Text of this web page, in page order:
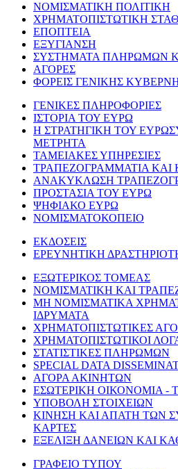
ΝΟΜΙΣΜΑΤΙΚΗ ΠΟΛΙΤΙΚΗ
ΧΡΗΜΑΤΟΠΙΣΤΩΤΙΚΗ
ΕΠΟΠΤΕΙΑ
ΕΞΥΓΙΑΝΣΗ
ΣΥΣΤΗΜΑΤΑ ΠΛΗΡΩΜΩΝ
ΑΓΟΡΕΣ
ΦΟΡΕΙΣ ΓΕΝΙΚΗΣ
ΓΕΝΙΚΕΣ ΠΛΗΡΟΦΟΡΙΕΣ
ΙΣΤΟΡΙΑ ΤΟΥ ΕΥΡΩ
Η ΣΤΡΑΤΗΓΙΚΗ ΤΟΥ
ΜΕΤΡΗΤΑ
ΤΑΜΕΙΑΚΕΣ ΥΠΗΡΕΣΙΕΣ
ΤΡΑΠΕΖΟΓΡΑΜΜΑΤΙΑ ΚΑΙ
ΑΝΑΚΥΚΛΩΣΗ
ΠΡΟΣΤΑΣΙΑ ΤΟΥ ΕΥΡΩ
ΨΗΦΙΑΚΟ ΕΥΡΩ
ΝΟΜΙΣΜΑΤΟΚΟΠΕΙΟ
ΕΚΔΟΣΕΙΣ
ΕΡΕΥΝΗΤΙΚΗ
ΕΞΩΤΕΡΙΚΟΣ ΤΟΜΕΑΣ
ΝΟΜΙΣΜΑΤΙΚΗ ΚΑΙ
ΜΗ ΝΟΜΙΣΜΑΤΙΚΑ
ΙΔΡΥΜΑΤΑ
ΧΡΗΜΑΤΟΠΙΣΤΩΤΙΚΕΣ
ΧΡΗΜΑΤΟΠΙΣΤΩΤΙΚΟΙ
ΣΤΑΤΙΣΤΙΚΕΣ ΠΛΗΡΩΜΩΝ
SPECIAL DATA
ΑΓΟΡΑ ΑΚΙΝΗΤΩΝ
ΕΣΩΤΕΡΙΚΗ ΟΙΚΟΝΟΜΙΑ -
ΥΠΟΒΟΛΗ ΣΤΟΙΧΕΙΩΝ
ΚΙΝΗΣΗ ΚΑΙ ΑΠΑΤΗ ΤΩΝ
ΚΑΡΤΕΣ
ΕΞΕΛΙΞΗ ΔΑΝΕΙΩΝ ΚΑΙ
ΓΡΑΦΕΙΟ ΤΥΠΟΥ